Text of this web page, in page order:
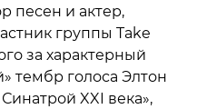
песен и актер,
группы Take
за характерный
тембр голоса Элтон
XXI века»,